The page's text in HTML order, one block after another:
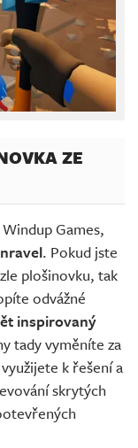
ZE
Games,
. Pokud jste
plošinovku, tak
odvážné
inspirovaný
tady vyměníte za
k řešení a
skrytých